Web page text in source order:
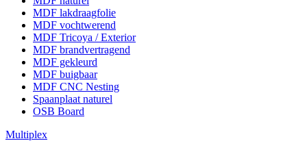
MDF lakdraagfolie
MDF vochtwerend
MDF Tricoya / Exterior
MDF brandvertragend
MDF gekleurd
MDF buigbaar
MDF CNC Nesting
Spaanplaat naturel
OSB Board
Multiplex